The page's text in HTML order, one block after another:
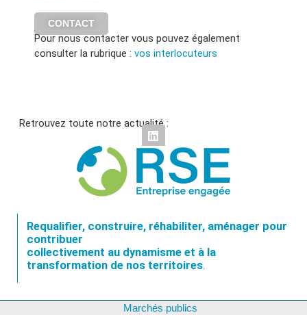
CONTACT
Pour nous contacter vous pouvez également
consulter la rubrique : vos interlocuteurs
Retrouvez toute notre actualité :
Requalifier, construire, réhabiliter, aménager pour
contribuer
collectivement au dynamisme et à la
transformation de nos territoires.
Marchés publics